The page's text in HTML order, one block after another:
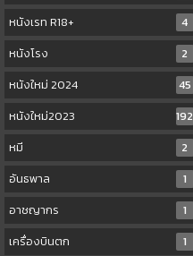
หนังเรท R18+
4
หนังโรง
2
หนังใหม่ 2024
45
หนังใหม่2023
192
หมี
2
อันธพาล
1
อาชญากร
1
เครื่องบินตก
1